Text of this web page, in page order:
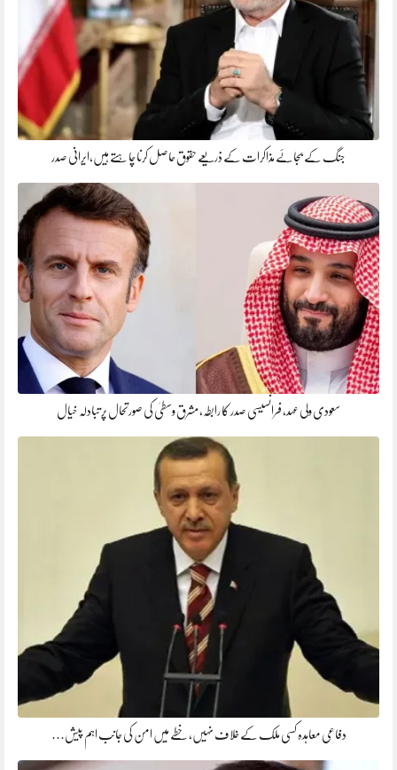
جنگ کے بجائے مذاکرات کے ذریعے حقوق حاصل کرنا چاہتے ہیں،ایرانی صدر
سعودی ولی عہد، فرانسیسی صدر کا رابطہ، مشرق وسطیٰ کی صورتحال پر تبادلہ خیال
دفاعی معاہدہ کسی ملک کے خلاف نہیں، خطے میں امن کی جانب اہم پیش…